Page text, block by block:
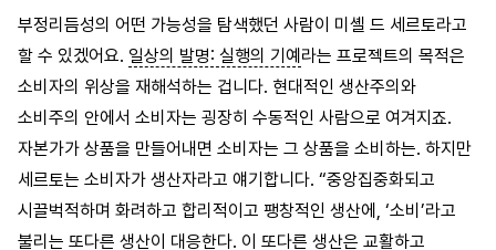
부정리듬성의 어떤 가능성을 탐색했던 사람이 미셸 드 세르토라고
할 수 있겠어요. 일상의 발명: 실행의 기예라는 프로젝트의 목적은
소비자의 위상을 재해석하는 겁니다. 현대적인 생산주의와
소비주의 안에서 소비자는 굉장히 수동적인 사람으로 여겨지죠.
자본가가 상품을 만들어내면 소비자는 그 상품을 소비하는. 하지만
세르토는 소비자가 생산자라고 얘기합니다. “중앙집중화되고
시끌벅적하며 화려하고 합리적이고 팽창적인 생산에, ‘소비’라고
불리는 또다른 생산이 대응한다. 이 또다른 생산은 교활하고